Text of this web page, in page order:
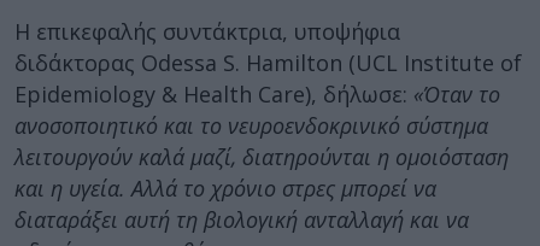
Η επικεφαλής συντάκτρια, υποψήφια
διδάκτορας Odessa S. Hamilton (UCL Institute of
Epidemiology & Health Care), δήλωσε: «Όταν το
ανοσοποιητικό και το νευροενδοκρινικό σύστημα
λειτουργούν καλά μαζί, διατηρούνται η ομοιόσταση
και η υγεία. Αλλά το χρόνιο στρες μπορεί να
διαταράξει αυτή τη βιολογική ανταλλαγή και να